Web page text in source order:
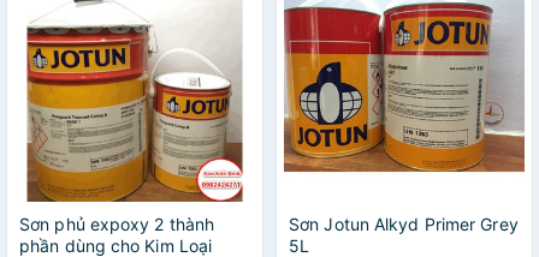
Sơn phủ expoxy 2 thành
phần dùng cho Kim Loại
Sơn Jotun Alkyd Primer Grey
5L